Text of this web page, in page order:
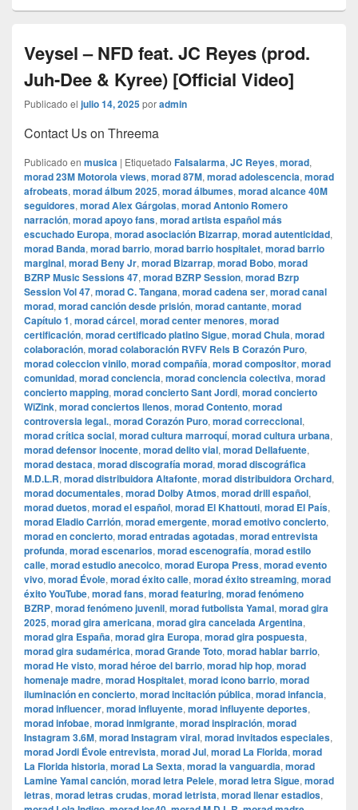
Veysel – NFD feat. JC Reyes (prod.
Juh-Dee & Kyree) [Official Video]
Publicado el julio 14, 2025poradmin
Contact Us on Threema
Publicado en musica | Etiquetado Falsalarma, JC Reyes, morad,
morad 23M Motorola views, morad 87M, morad adolescencia, morad
afrobeats, morad álbum 2025, morad álbumes, morad alcance 40M
seguidores, morad Alex Gárgolas, morad Antonio Romero
narración, morad apoyo fans, morad artista español más
escuchado Europa, morad asociación Bizarrap, morad autenticidad,
morad Banda, morad barrio, morad barrio hospitalet, morad barrio
marginal, morad Beny Jr, morad Bizarrap, morad Bobo, morad
BZRP Music Sessions 47, morad BZRP Session, morad Bzrp
Session Vol 47, morad C. Tangana, morad cadena ser, morad canal
morad, morad canción desde prisión, morad cantante, morad
Capítulo 1, morad cárcel, morad center menores, morad
certificación, morad certificado platino Sigue, morad Chula, morad
colaboración, morad colaboración RVFV Rels B Corazón Puro,
morad coleccion vinilo, morad compañía, morad compositor, morad
comunidad, morad conciencia, morad conciencia colectiva, morad
concierto mapping, morad concierto Sant Jordi, morad concierto
WiZink, morad conciertos llenos, morad Contento, morad
controversia legal., morad Corazón Puro, morad correccional,
morad crítica social, morad cultura marroquí, morad cultura urbana,
morad defensor inocente, morad delito vial, morad Dellafuente,
morad destaca, morad discografía morad, morad discográfica
M.D.L.R, morad distribuidora Altafonte, morad distribuidora Orchard,
morad documentales, morad Dolby Atmos, morad drill español,
morad duetos, morad el español, morad El Khattouti, morad El País,
morad Eladio Carrión, morad emergente, morad emotivo concierto,
morad en concierto, morad entradas agotadas, morad entrevista
profunda, morad escenarios, morad escenografía, morad estilo
calle, morad estudio anecoico, morad Europa Press, morad evento
vivo, morad Évole, morad éxito calle, morad éxito streaming, morad
éxito YouTube, morad fans, morad featuring, morad fenómeno
BZRP, morad fenómeno juvenil, morad futbolista Yamal, morad gira
2025, morad gira americana, morad gira cancelada Argentina,
morad gira España, morad gira Europa, morad gira pospuesta,
morad gira sudamérica, morad Grande Toto, morad hablar barrio,
morad He visto, morad héroe del barrio, morad hip hop, morad
homenaje madre, morad Hospitalet, morad icono barrio, morad
iluminación en concierto, morad incitación pública, morad infancia,
morad influencer, morad influyente, morad influyente deportes,
morad infobae, morad inmigrante, morad inspiración, morad
Instagram 3.6M, morad Instagram viral, morad invitados especiales,
morad Jordi Évole entrevista, morad Jul, morad La Florida, morad
La Florida historia, morad La Sexta, morad la vanguardia, morad
Lamine Yamal canción, morad letra Pelele, morad letra Sigue, morad
letras, morad letras crudas, morad letrista, morad llenar estadios,